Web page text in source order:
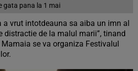
gata pana la 1 mai
a vrut intotdeauna sa aiba un imn al
distractie de la malul marii”, tinand
se va organiza Festivalul